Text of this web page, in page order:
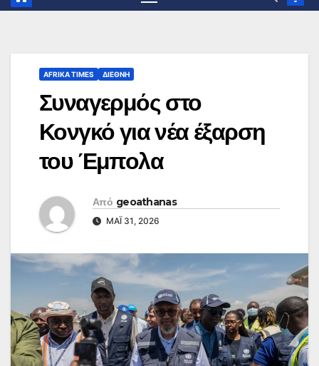
AFRIKA TIMES ΔΙΕΘΝΉ
Συναγερμός στο
Κονγκό για νέα έξαρση
του Έμπολα
Από geoathanas
ΜΆΙ 31, 2026